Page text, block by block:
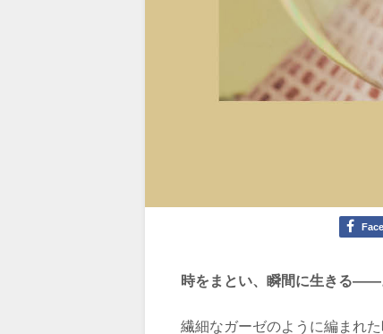
時をまとい、瞬間に生きる——
繊細なガーゼのように編まれ